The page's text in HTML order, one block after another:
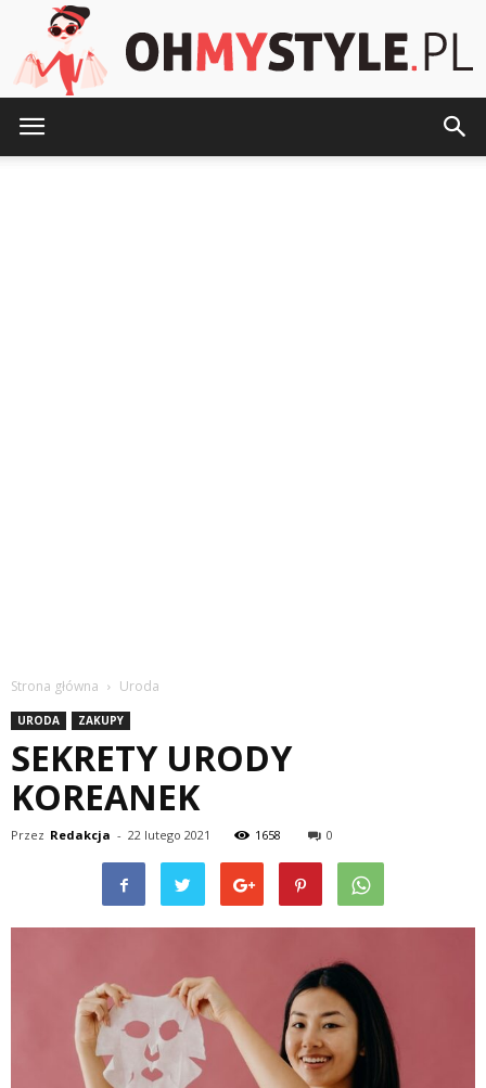
Strona główna Uroda
URODA ZAKUPY
SEKRETY URODY
KOREANEK
Przez Redakcja - 22 lutego 2021 1658 0